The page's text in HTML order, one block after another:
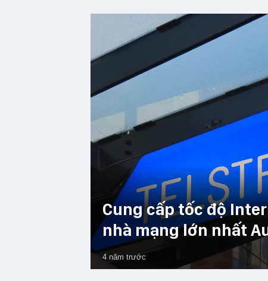
Cung cấp tốc độ
nhà mạng lớn nhất
4 năm trước